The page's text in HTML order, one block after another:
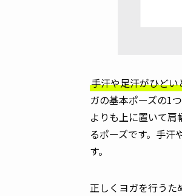
手汗や足汗がひどい
ガの基本ポーズの1
よりも上に置いて
るポーズです。手汗
す。
正しくヨガを行うた